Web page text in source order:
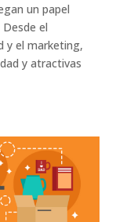
un papel
el
y el marketing,
y atractivas